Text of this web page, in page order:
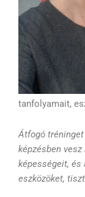
tanfolyamait,
Átfogó
képzésben
képességeit, és
eszközöket,